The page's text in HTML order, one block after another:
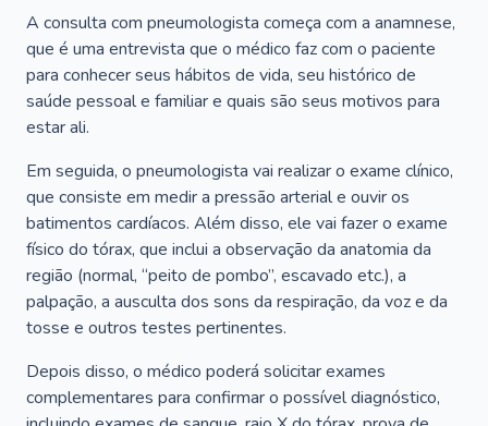
A consulta com pneumologista começa com a anamnese,
que é uma entrevista que o médico faz com o paciente
para conhecer seus hábitos de vida, seu histórico de
saúde pessoal e familiar e quais são seus motivos para
estar ali.
Em seguida, o pneumologista vai realizar o exame clínico,
que consiste em medir a pressão arterial e ouvir os
batimentos cardíacos. Além disso, ele vai fazer o exame
físico do tórax, que inclui a observação da anatomia da
região (normal, “peito de pombo”, escavado etc.), a
palpação, a ausculta dos sons da respiração, da voz e da
tosse e outros testes pertinentes.
Depois disso, o médico poderá solicitar exames
complementares para confirmar o possível diagnóstico,